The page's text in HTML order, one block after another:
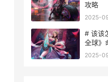
攻略
2025-
# 该该
全球》
与众不同
2025-